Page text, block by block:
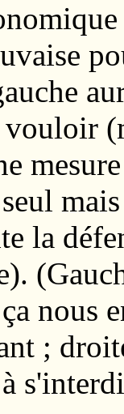
la
nous
;